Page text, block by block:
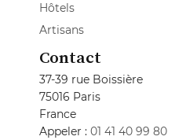
Hôtels
Artisans
Contact
37-39 rue Boissière
75016 Paris
France
Appeler : 01 41 40 99 80